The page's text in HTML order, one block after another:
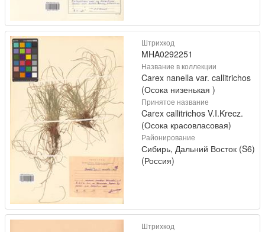
Штрихкод
MHA0292251
Название в коллекции
Carex nanella var. callitrichos
(Осока низенькая )
Принятое название
Carex callitrichos V.I.Krecz.
(Осока красовласовая)
Районирование
Сибирь, Дальний Восток (S6)
(Россия)
Штрихкод